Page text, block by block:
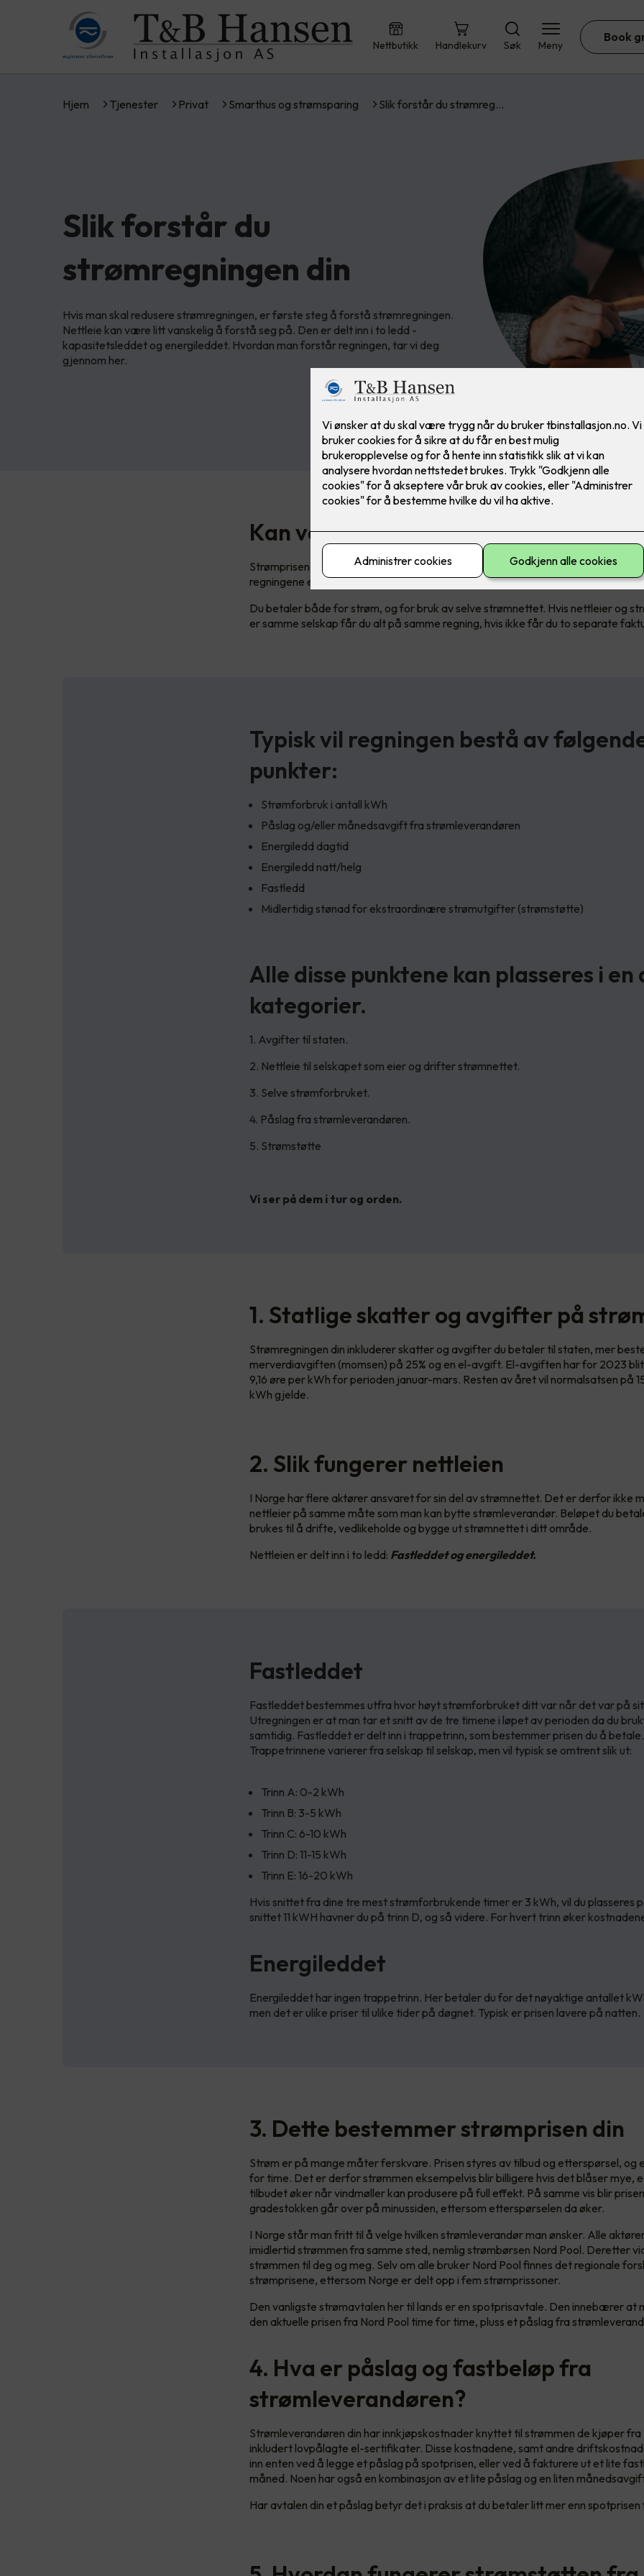
Nettbutikk Handlekurv Søk Meny
Book
Hjem Tjenester Privat Smarthus og strømsparing Slik forstår du strømreg…
Slik forstår du
strømregningen din
Hvis man skal redusere strømregningen, er første steg å forstå strømregningen.
Nettleie kan være litt vanskelig å forstå seg på. Den er delt inn i to ledd -
kapasitetsleddet og energileddet. Hvordan man forstår regningen, tar vi deg
gjennom her.
Kan være tricky å forstå
Strømprisene har eksplodert de siste årene, og du er ikke alene hvis du går
regningene enn før. Men hva betyr egentlig alt sammen? La oss se på det
Du betaler både for strøm, og for bruk av selve strømnettet. Hvis nettleier og
er samme selskap får du alt på samme regning, hvis ikke får du to separate
Typisk vil regningen bestå av
punkter:
Strømforbruk i antall kWh
Påslag og/eller månedsavgift fra strømleverandøren
Energiledd dagtid
Energiledd natt/helg
Fastledd
Midlertidig stønad for ekstraordinære strømutgifter (strømstøtte)
Alle disse punktene kan plasseres i en
kategorier.
1. Avgifter til staten.
2. Nettleie til selskapet som eier og drifter strømnettet.
3. Selve strømforbruket.
4. Påslag fra strømleverandøren.
5. Strømstøtte
Vi ser på dem i tur og orden.
1. Statlige skatter og avgifter på
Strømregningen din inkluderer skatter og avgifter du betaler til staten, mer
merverdiavgiften (momsen) på 25% og en el-avgift. El-avgiften har for 2023
9,16 øre per kWh for perioden januar-mars. Resten av året vil normalsatsen på
kWh gjelde.
2. Slik fungerer nettleien
I Norge har flere aktører ansvaret for sin del av strømnettet. Det er derfor ikke
nettleier på samme måte som man kan bytte strømleverandør. Beløpet du
brukes til å drifte, vedlikeholde og bygge ut strømnettet i ditt område.
Nettleien er delt inn i to ledd: Fastleddet og energileddet.
Fastleddet
Fastleddet bestemmes utfra hvor høyt strømforbruket ditt var når det var på
Utregningen er at man tar et snitt av de tre timene i løpet av perioden da du
samtidig. Fastleddet er delt inn i trappetrinn, som bestemmer prisen du å betale.
Trappetrinnene varierer fra selskap til selskap, men vil typisk se omtrent slik ut:
Trinn A: 0-2 kWh
Trinn B: 3-5 kWh
Trinn C: 6-10 kWh
Trinn D: 11-15 kWh
Trinn E: 16-20 kWh
Hvis snittet fra dine tre mest strømforbrukende timer er 3 kWh, vil du plasseres
snittet 11 kWH havner du på trinn D, og så videre. For hvert trinn øker
Energileddet
Energileddet har ingen trappetrinn. Her betaler du for det nøyaktige antallet
men det er ulike priser til ulike tider på døgnet. Typisk er prisen lavere på natten.
3. Dette bestemmer strømprisen din
Strøm er på mange måter ferskvare. Prisen styres av tilbud og etterspørsel, og
for time. Det er derfor strømmen eksempelvis blir billigere hvis det blåser mye,
tilbudet øker når vindmøller kan produsere på full effekt. På samme vis blir
gradestokken går over på minussiden, ettersom etterspørselen da øker.
I Norge står man fritt til å velge hvilken strømleverandør man ønsker. Alle
imidlertid strømmen fra samme sted, nemlig strømbørsen Nord Pool. Deretter
strømmen til deg og meg. Selv om alle bruker Nord Pool finnes det regionale
strømprisene, ettersom Norge er delt opp i fem strømprissoner.
Den vanligste strømavtalen her til lands er en spotprisavtale. Den innebærer at
den aktuelle prisen fra Nord Pool time for time, pluss et påslag fra
4. Hva er påslag og fastbeløp fra
strømleverandøren?
Strømleverandøren din har innkjøpskostnader knyttet til strømmen de kjøper fra
inkludert lovpålagte el-sertifikater. Disse kostnadene, samt andre
inn enten ved å legge et påslag på spotprisen, eller ved å fakturere ut et lite
måned. Noen har også en kombinasjon av et lite påslag og en liten
Har avtalen din et påslag betyr det i praksis at du betaler litt mer enn spotprisen